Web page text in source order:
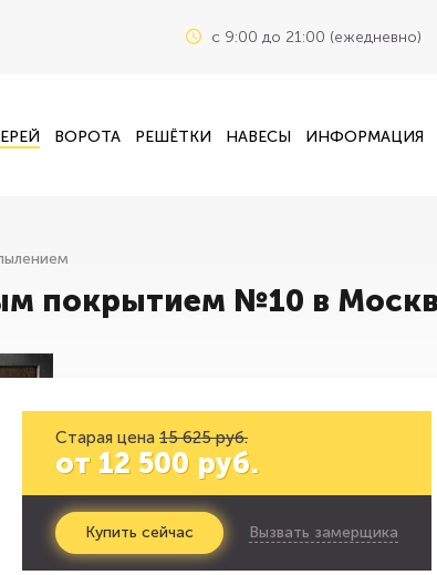
c 9:00 до 21:00 (ежедневно)
ВОРОТА РЕШЁТКИ НАВЕСЫ ИНФОРМАЦИЯ
покрытием №10 в
Старая цена 15 625 руб.
от 12 500 руб.
Купить сейчас Вызвать замерщика